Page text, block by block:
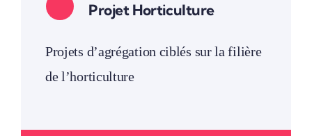
Projet Horticulture
Projets d’agrégation ciblés sur la filière
de l’horticulture